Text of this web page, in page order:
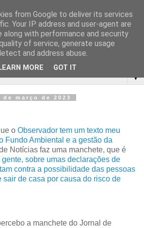
▼
março de 2023
o Observador tem um texto meu
Fundo Ambiental e a gestão da
Notícias faz uma manchete, que é
sobre umas declarações de
contra a possibilidade das pessoas
sair de casa por causa do risco de
a manchete do Jornal de
from Google to deliver its services
Your IP address and user-agent are
along with performance and security
of service, generate usage
and address abuse.
LEARN MORE GOT IT